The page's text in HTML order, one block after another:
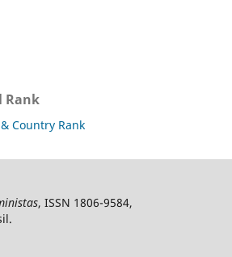
Rank
, ISSN 1806-9584,